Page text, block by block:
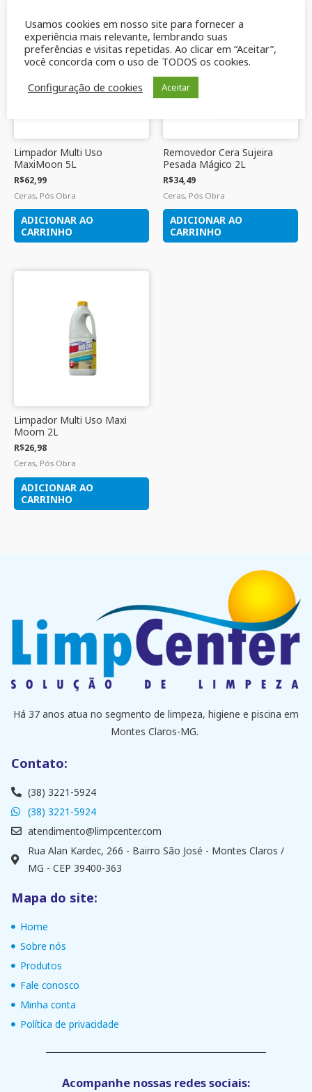
Limpador Multi Uso
MaxiMoon 5L
R$62,99
Ceras, Pós Obra
ADICIONAR AO
CARRINHO
Removedor Cera Sujeira
Pesada Mágico 2L
R$34,49
Ceras, Pós Obra
ADICIONAR AO
CARRINHO
Limpador Multi Uso Maxi
Moom 2L
R$26,98
Ceras, Pós Obra
ADICIONAR AO
CARRINHO
Há 37 anos atua no segmento de limpeza, higiene e piscina em
Montes Claros-MG.
Contato:
(38) 3221-5924
(38) 3221-5924
atendimento@limpcenter.com
Rua Alan Kardec, 266 - Bairro São José - Montes Claros /
MG - CEP 39400-363
Mapa do site:
Home
Sobre nós
Produtos
Fale conosco
Minha conta
Política de privacidade
Acompanhe nossas redes sociais:
Usamos cookies em nosso site para fornecer a
experiência mais relevante, lembrando suas
preferências e visitas repetidas. Ao clicar em “Aceitar”,
você concorda com o uso de TODOS os cookies.
Configuração de cookies
Aceitar